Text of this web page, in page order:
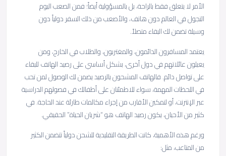
الأمر لا يتعلق فقط بالراحة، بل بالمسؤولية أيضاً؛ فمن الصعب اليوم
التجول في العالم دون هاتف، والأصعب من ذلك السفر دولياً دون
وسيلة تضمن لك البقاء متصلاً.
يعتمد المسافرون الدائمون، والمغتربون، والطلاب في الخارج، ومن
يعيلون عائلاتهم في دول أخرى، بشكل أساسي على رصيد الهاتف للبقاء
على تواصل دائم. فالهاتف المشحون بالرصيد يضمن لك الوصول لمن تحب
في اللحظات المهمة، سواء للاطمئنان على أطفالك في فصولهم الدراسية
عبر الإنترنت، أو لتمكين الأقارب من إجراء مكالمات طارئة عند الحاجة. في
كثير من الأحيان، يكون رصيد الهاتف هو “شريان الحياة” الحقيقي.
ورغم هذه الأهمية، كانت الطريقة التقليدية للشحن دولياً تتضمن الكثير
من المتاعب، مثل: